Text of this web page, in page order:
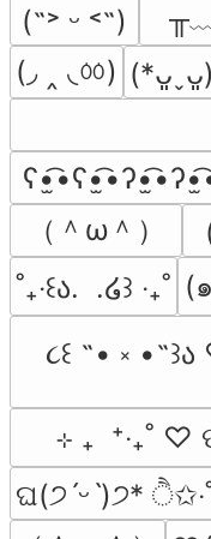
(˶˃ ᵕ ˂˶)
(◞ ‸ ◟ㆀ)
（＾ω＾）
˚₊‧꒰ა.  .໒꒱ ‧₊˚
૮꒰ ˶• ༝
⊹ ₊  ⁺‧₊˚
ଘ(੭ˊᵕˋ)੭*